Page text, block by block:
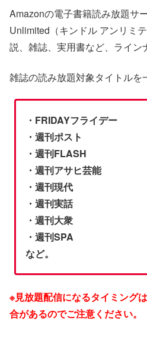
Amazonの電子書籍読み放題サ
Unlimited（キンドル アンリミ
説、雑誌、実用書など、ライン
雑誌の読み放題対象タイトルを
・FRIDAYフライデー
・週刊ポスト
・週刊FLASH
・週刊アサヒ芸能
・週刊現代
・週刊実話
・週刊大衆
・週刊SPA
など。
※見放題配信になるタイミング
合があるのでご注意ください。